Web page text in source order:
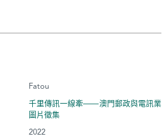
Fatou
千里傳訊一線牽——澳門郵政與電訊業
圖片徵集
2022